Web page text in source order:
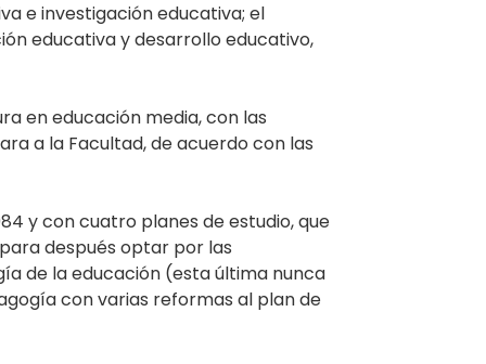
e investigación educativa; el
educativa y desarrollo educativo,
en educación media, con las
a la Facultad, de acuerdo con las
y con cuatro planes de estudio, que
después optar por las
de la educación (esta última nunca
con varias reformas al plan de